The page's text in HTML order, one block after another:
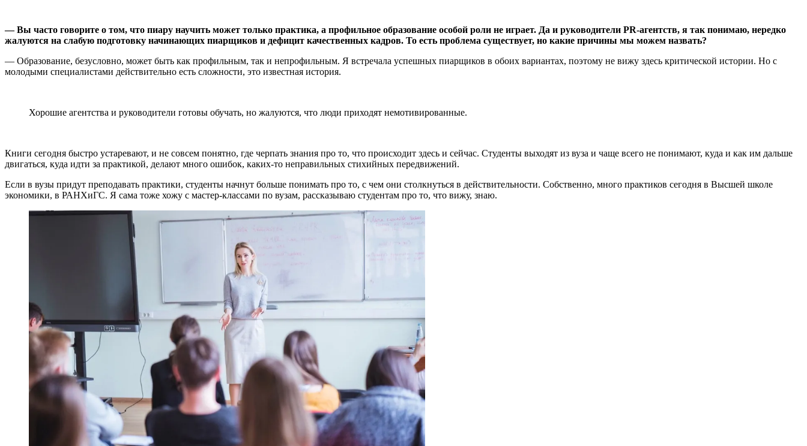
— Вы часто говорите о том, что пиару научить может только практика, а профильное образование особой роли не играет. Да и руководители PR-агентств, я так понимаю, нередко
жалуются на слабую подготовку начинающих пиарщиков и дефицит качественных кадров. То есть проблема существует, но какие причины мы можем назвать?
— Образование, безусловно, может быть как профильным, так и непрофильным. Я встречала успешных пиарщиков в обоих вариантах, поэтому не вижу здесь критической истории. Но с
молодыми специалистами действительно есть сложности, это известная история.
Хорошие агентства и руководители готовы обучать, но жалуются, что люди приходят немотивированные.
Книги сегодня быстро устаревают, и не совсем понятно, где черпать знания про то, что происходит здесь и сейчас. Студенты выходят из вуза и чаще всего не понимают, куда и как им дальше
двигаться, куда идти за практикой, делают много ошибок, каких-то неправильных стихийных передвижений.
Если в вузы придут преподавать практики, студенты начнут больше понимать про то, с чем они столкнуться в действительности. Собственно, много практиков сегодня в Высшей школе
экономики, в РАНХиГС. Я сама тоже хожу с мастер-классами по вузам, рассказываю студентам про то, что вижу, знаю.